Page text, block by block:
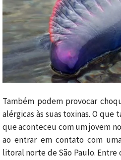
Também podem provocar
alérgicas às suas toxinas. O que
que aconteceu com um jovem
ao entrar em contato com
litoral norte de São Paulo. Entre